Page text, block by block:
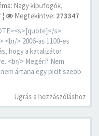
Nagy kipufogók,
¦ Megtekintve: 273347
s>
> 2006-as 1100-es
hogy a katalizátor
<br/> Megéri? Nem
ártana egy picit szebb
Ugrás a hozzászóláshoz